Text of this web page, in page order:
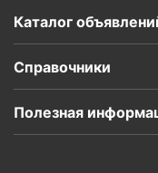
Каталог
Справочники
Полезная